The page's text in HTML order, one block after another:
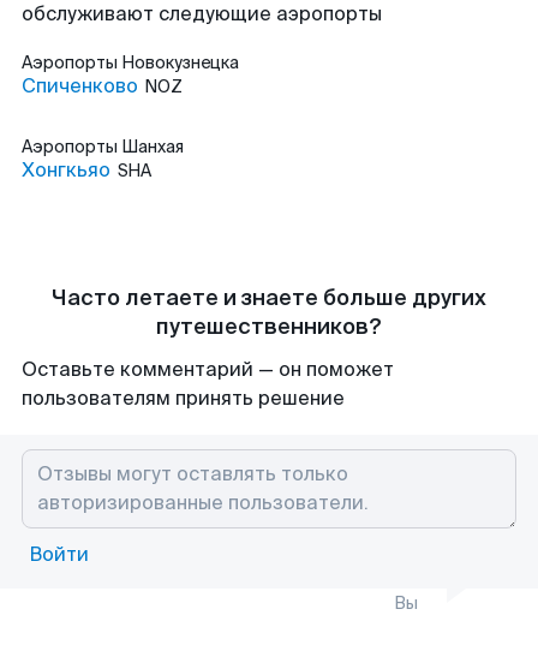
обслуживают следующие аэропорты
Аэропорты Новокузнецка
Спиченково NOZ
Аэропорты Шанхая
Хонгкьяо SHA
Часто летаете и знаете больше других
путешественников?
Оставьте комментарий — он поможет
пользователям принять решение
Войти
Вы